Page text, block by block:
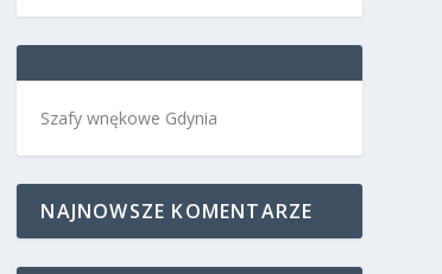
Szafy wnękowe Gdynia
NAJNOWSZE KOMENTARZE